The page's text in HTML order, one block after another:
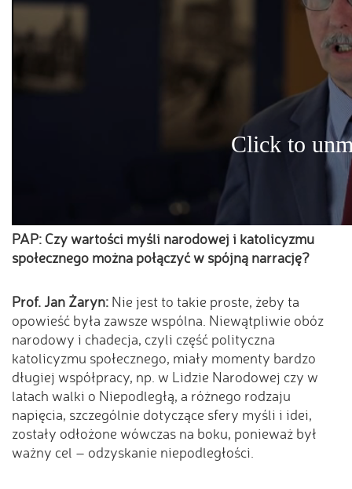
PAP: Czy wartości myśli narodowej i katolicyzmu
społecznego można połączyć w spójną narrację?
Prof. Jan Żaryn: Nie jest to takie proste, żeby ta
opowieść była zawsze wspólna. Niewątpliwie obóz
narodowy i chadecja, czyli część polityczna
katolicyzmu społecznego, miały momenty bardzo
długiej współpracy, np. w Lidzie Narodowej czy w
latach walki o Niepodległą, a różnego rodzaju
napięcia, szczególnie dotyczące sfery myśli i idei,
zostały odłożone wówczas na boku, ponieważ był
ważny cel – odzyskanie niepodległości.